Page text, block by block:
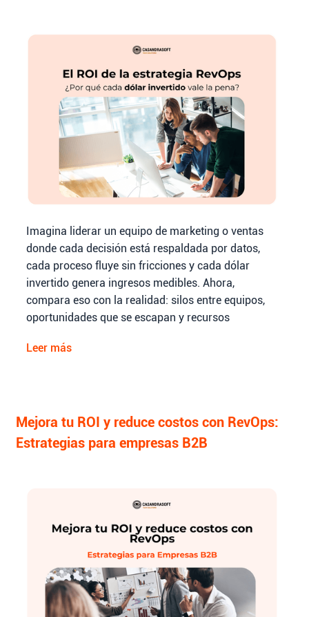
Imagina liderar un equipo de marketing o ventas
donde cada decisión está respaldada por datos,
cada proceso fluye sin fricciones y cada dólar
invertido genera ingresos medibles. Ahora,
compara eso con la realidad: silos entre equipos,
oportunidades que se escapan y recursos
Leer más
Mejora tu ROI y reduce costos con RevOps:
Estrategias para empresas B2B